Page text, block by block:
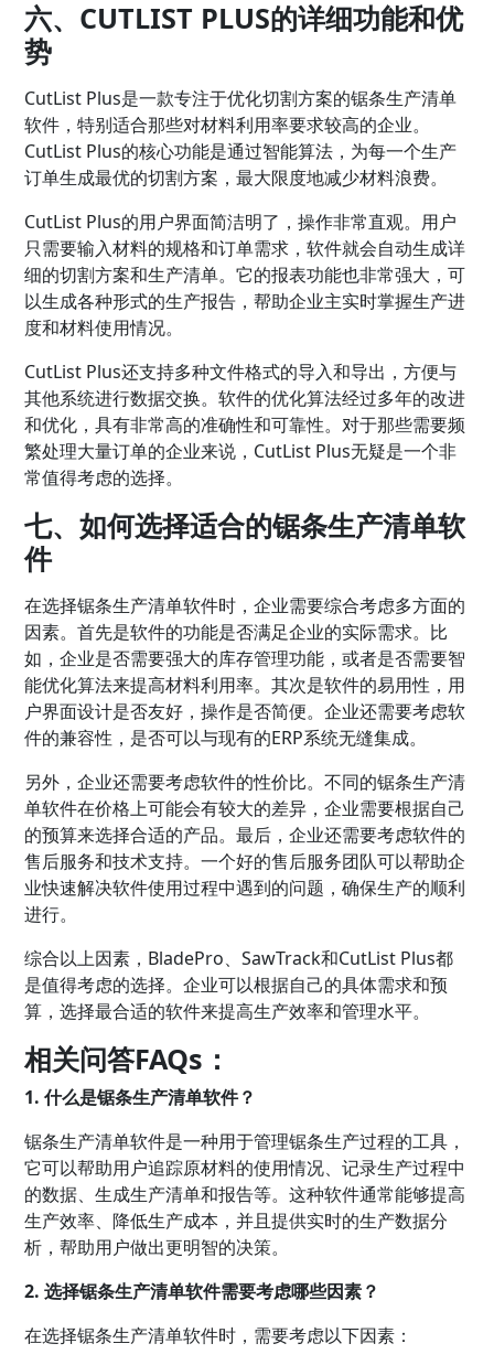
六、CUTLIST PLUS的详细功能和优
势
CutList Plus是一款专注于优化切割方案的锯条生产清单
软件，特别适合那些对材料利用率要求较高的企业。
CutList Plus的核心功能是通过智能算法，为每一个生产
订单生成最优的切割方案，最大限度地减少材料浪费。
CutList Plus的用户界面简洁明了，操作非常直观。用户
只需要输入材料的规格和订单需求，软件就会自动生成详
细的切割方案和生产清单。它的报表功能也非常强大，可
以生成各种形式的生产报告，帮助企业主实时掌握生产进
度和材料使用情况。
CutList Plus还支持多种文件格式的导入和导出，方便与
其他系统进行数据交换。软件的优化算法经过多年的改进
和优化，具有非常高的准确性和可靠性。对于那些需要频
繁处理大量订单的企业来说，CutList Plus无疑是一个非
常值得考虑的选择。
七、如何选择适合的锯条生产清单软
件
在选择锯条生产清单软件时，企业需要综合考虑多方面的
因素。首先是软件的功能是否满足企业的实际需求。比
如，企业是否需要强大的库存管理功能，或者是否需要智
能优化算法来提高材料利用率。其次是软件的易用性，用
户界面设计是否友好，操作是否简便。企业还需要考虑软
件的兼容性，是否可以与现有的ERP系统无缝集成。
另外，企业还需要考虑软件的性价比。不同的锯条生产清
单软件在价格上可能会有较大的差异，企业需要根据自己
的预算来选择合适的产品。最后，企业还需要考虑软件的
售后服务和技术支持。一个好的售后服务团队可以帮助企
业快速解决软件使用过程中遇到的问题，确保生产的顺利
进行。
综合以上因素，BladePro、SawTrack和CutList Plus都
是值得考虑的选择。企业可以根据自己的具体需求和预
算，选择最合适的软件来提高生产效率和管理水平。
相关问答FAQs：
1. 什么是锯条生产清单软件？
锯条生产清单软件是一种用于管理锯条生产过程的工具，
它可以帮助用户追踪原材料的使用情况、记录生产过程中
的数据、生成生产清单和报告等。这种软件通常能够提高
生产效率、降低生产成本，并且提供实时的生产数据分
析，帮助用户做出更明智的决策。
2. 选择锯条生产清单软件需要考虑哪些因素？
在选择锯条生产清单软件时，需要考虑以下因素：